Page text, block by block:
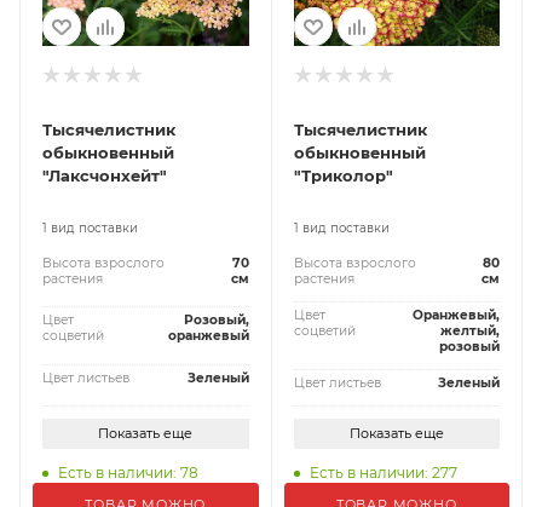
Тысячелистник
обыкновенный
"Лаксчонхейт"
1 вид поставки
Высота взрослого
растения
70
см
Цвет
соцветий
Розовый,
оранжевый
Цвет листьев Зеленый
Показать еще
Есть в наличии: 78
Тысячелистник
обыкновенный
"Триколор"
1 вид поставки
Высота взрослого
растения
80
см
Цвет
соцветий
Оранжевый,
желтый,
розовый
Цвет листьев Зеленый
Показать еще
Есть в наличии: 277